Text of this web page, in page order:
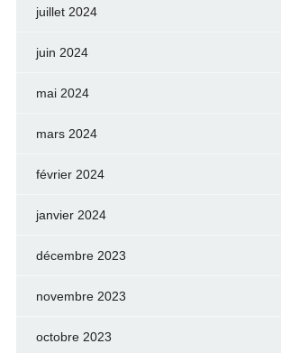
juillet 2024
juin 2024
mai 2024
mars 2024
février 2024
janvier 2024
décembre 2023
novembre 2023
octobre 2023